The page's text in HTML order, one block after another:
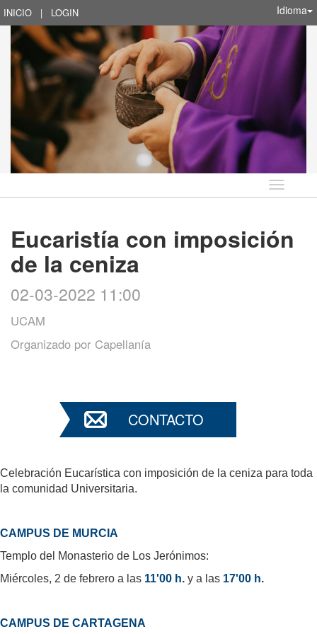
INICIO | LOGIN Idioma
Idioma
Eucaristía con imposición
de la ceniza
02-03-2022 11:00
UCAM
Organizado por Capellanía
CONTACTO
Celebración Eucarística con imposición de la ceniza para toda
la comunidad Universitaria.
CAMPUS DE MURCIA
Templo del Monasterio de Los Jerónimos:
Miércoles, 2 de febrero a las 11'00 h. y a las 17'00 h.
CAMPUS DE CARTAGENA